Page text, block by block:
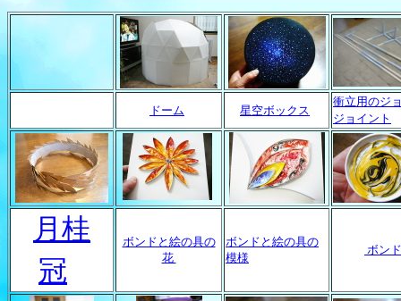
ドーム 星空ボックス
衝立用のジ
ジョイント
月桂
冠
ボンドと絵の具の
花
ボンドと絵の具の
模様
ボン